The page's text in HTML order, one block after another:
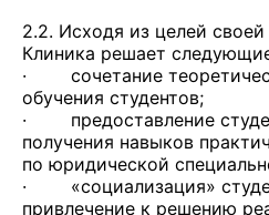
2.2. Исходя из целей своей
Клиника решает
· сочетание
обучения студентов;
· предоставление
получения навыков
по юридической
· «социализация»
привлечение к решению